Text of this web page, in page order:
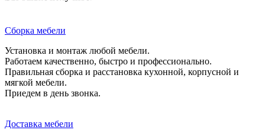
Сборка мебели
Установка и монтаж любой мебели.
Работаем качественно, быстро и профессионально.
Правильная сборка и расстановка кухонной, корпусной и
мягкой мебели.
Приедем в день звонка.
Доставка мебели